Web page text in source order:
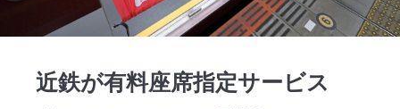
近鉄が有料座席指定サービス